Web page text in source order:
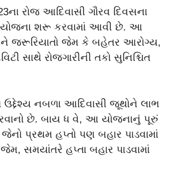
રોજ આદિવાસી ગૌરવ દિવસના
શરૂ કરવામાં આવી છે. આ
અને જરૂરિયાતો જેમ કે બહેતર આરોગ્ય,
સાથે રોજગારીની તકો સુનિશ્ચિત
નબળા આદિવાસી જૂથોને લાભ
છે. બાય ધ વે, આ યોજનાનું પૂરું
પ્રથમ હપ્તો પણ બહાર પાડવામાં
સમયાંતરે હપ્તા બહાર પાડવામાં